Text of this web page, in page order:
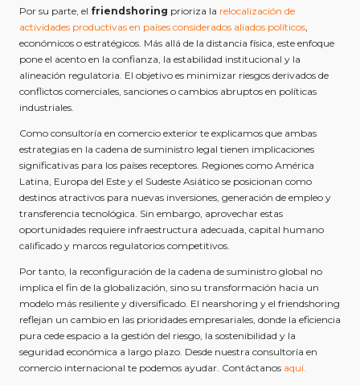
Por su parte, el friendshoring prioriza la relocalización de
actividades productivas en países considerados aliados políticos
económicos o estratégicos. Más allá de la distancia física, este enfoque
pone el acento en la confianza, la estabilidad institucional y la
alineación regulatoria. El objetivo es minimizar riesgos derivados de
conflictos comerciales, sanciones o cambios abruptos en políticas
industriales.
Como consultoría en comercio exterior te explicamos que ambas
estrategias en la cadena de suministro legal tienen implicaciones
significativas para los países receptores. Regiones como América
Latina, Europa del Este y el Sudeste Asiático se posicionan como
destinos atractivos para nuevas inversiones, generación de empleo y
transferencia tecnológica. Sin embargo, aprovechar estas
oportunidades requiere infraestructura adecuada, capital humano
calificado y marcos regulatorios competitivos.
Por tanto, la reconfiguración de la cadena de suministro global no
implica el fin de la globalización, sino su transformación hacia un
modelo más resiliente y diversificado. El nearshoring y el friendshoring
reflejan un cambio en las prioridades empresariales, donde la eficiencia
pura cede espacio a la gestión del riesgo, la sostenibilidad y la
seguridad económica a largo plazo. Desde nuestra consultoría en
comercio internacional te podemos ayudar. Contáctanos aquí.